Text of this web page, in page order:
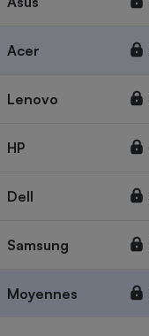
Acer
Lenovo
HP
Dell
Samsung
Moyennes